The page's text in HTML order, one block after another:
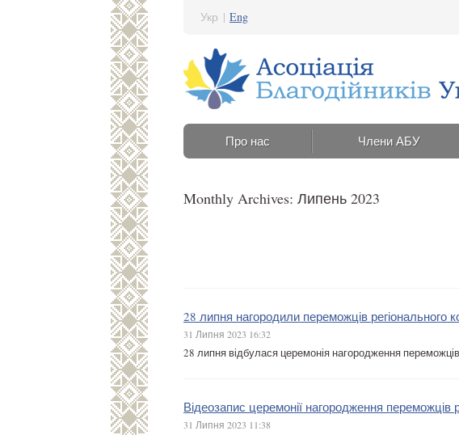
Укр | Eng
Про нас Члени АБУ
Monthly Archives: Липень 2023
28 липня нагородили переможців регіонального
31 Липня 2023 16:32
28 липня відбулася церемонія нагородження
Відеозапис церемонії нагородження переможців
31 Липня 2023 11:38